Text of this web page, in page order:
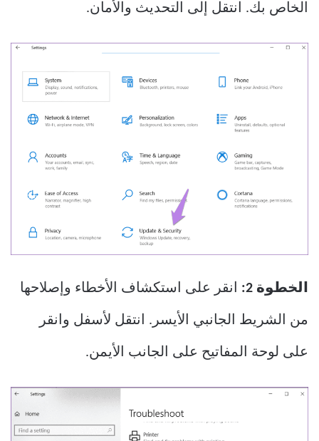
الخاص بك. انتقل إلى التحديث والأمان.
الخطوة 2: انقر على استكشاف الأخطاء وإصلاحها
من الشريط الجانبي الأيسر. انتقل لأسفل وانقر
على لوحة المفاتيح على الجانب الأيمن.